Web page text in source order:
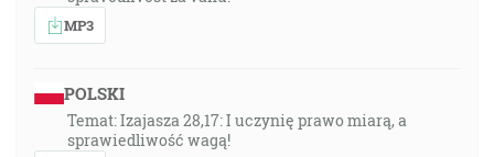
MP3
POLSKI
Temat: Izajasza 28,17: I uczynię prawo miarą, a
sprawiedliwość wagą!